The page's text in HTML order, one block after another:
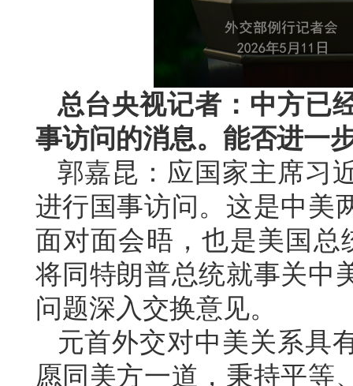
总台央视记者：中方已
事访问的消息。能否进一
郭嘉昆：应国家主席习
进行国事访问。这是中美
面对面会晤，也是美国
将同特朗普总统就事关中
问题深入交换意见。
元首外交对中美关系具
愿同美方一道，秉持平等